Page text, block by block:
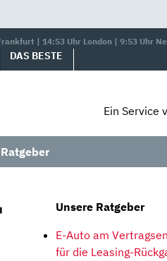
| 14:53 Uhr London | 9:53 Uhr
DAS BESTE
Ein Service
Ratgeber
Unsere Ratgeber
E-Auto am
für die Leasing-